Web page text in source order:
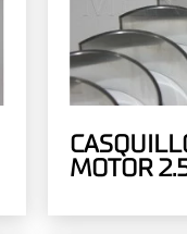
MOTOR
SPORT